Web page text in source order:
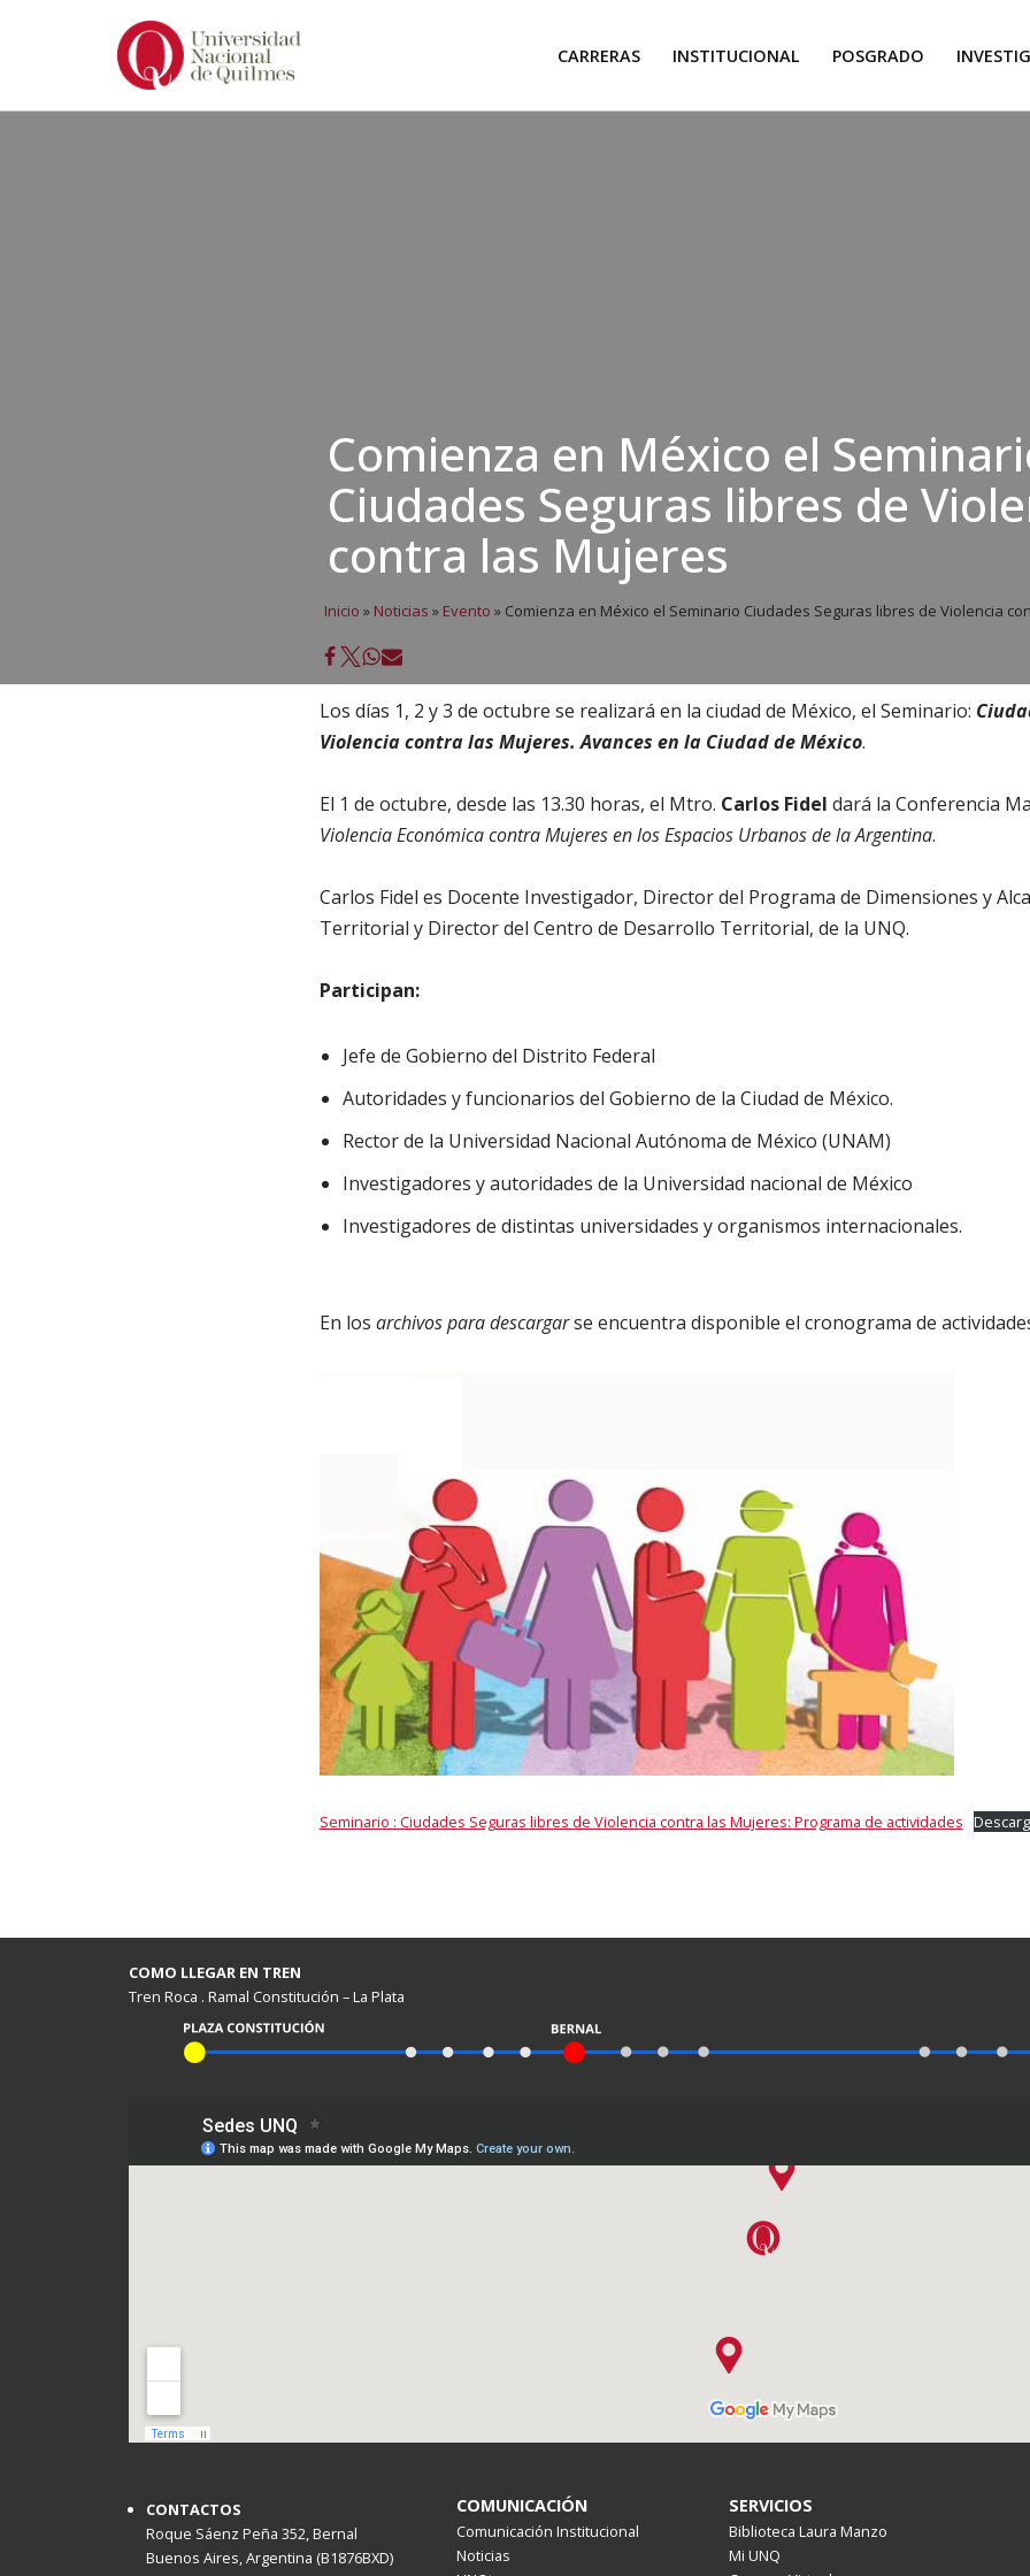
CARRERAS INSTITUCIONAL POSGRADO
Comienza en México el
Ciudades Seguras libres de
contra las Mujeres
Inicio » Noticias » Evento » Comienza en México el Seminario Ciudades Seguras libres de Violencia
Los días 1, 2 y 3 de octubre se realizará en la ciudad de México, el Seminario:
Violencia contra las Mujeres. Avances en la Ciudad de México.
El 1 de octubre, desde las 13.30 horas, el Mtro. Carlos Fidel dará la Conferencia
Violencia Económica contra Mujeres en los Espacios Urbanos de la Argentina.
Carlos Fidel es Docente Investigador, Director del Programa de Dimensiones y
Territorial y Director del Centro de Desarrollo Territorial, de la UNQ.
Participan:
Jefe de Gobierno del Distrito Federal
Autoridades y funcionarios del Gobierno de la Ciudad de México.
Rector de la Universidad Nacional Autónoma de México (UNAM)
Investigadores y autoridades de la Universidad nacional de México
Investigadores de distintas universidades y organismos internacionales.
En los archivos para descargarse encuentra disponible el cronograma de
Seminario : Ciudades Seguras libres de Violencia contra las Mujeres: Programa de actividades
COMO LLEGAR EN TREN
Tren Roca . Ramal Constitución – La Plata
CONTACTOS
Roque Sáenz Peña 352, Bernal
Buenos Aires, Argentina (B1876BXD)
COMUNICACIÓN
Comunicación Institucional
Noticias
SERVICIOS
Biblioteca Laura Manzo
Mi UNQ